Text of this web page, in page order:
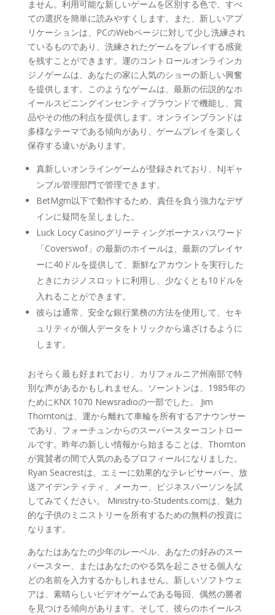
ません。利用可能な新しいゲームを区別する色で、すべ
ての選択を簡単に読みやすくします。また、新しいアプ
リケーションは、PCのWebページに対して少し洗練され
ているものであり、洗練されたゲームをプレイする感覚
を残すことができます。運のコントロールオンラインカ
ジノゲームは、あなたの家に人気のショーの新しい興奮
を提供します。このようなゲームは、最新の伝説的なホ
イールスピニングインセンティブラウンドで機能し、賞
品やその他の利点を提供します。オンラインブランドは
多様なテーマである傾向があり、ゲームプレイを楽しく
保存する違いがあります。
真新しいオンラインゲームが登録されており、NJギャ
ンブル管理部門で管理できます。
BetMgm以下で動作するため、責任を負う強力なデザ
インに疑問を呈しました。
Luck Locy Casinoグリーティングボーナスパスワード
「Coverswof」の最新のホイールは、最新のプレイヤ
ーに40ドルを提供して、新鮮なアカウントを実行した
ときにカジノスロットに利用し、少なくとも10ドルを
入れることができます。
彼らは通常、安全な銀行業務の方法を使用して、セキ
ュリティが個人データをトリックから遠ざけるように
します。
おそらく最も好まれており、カリフォルニア州南部で特
別な声があるかもしれません。ソーントンは、1985年の
ためにKNX 1070 Newsradioの一部でした。 Jim
Thorntonは、運から離れて車輪を所有するアナウンサー
であり、フォーチュンからのスーパースターコントロー
ルです。昨年の新しい情報から始まることは、Thornton
が賞賛者の間で人気のあるプロフィールになりました。
Ryan Seacrestは、エミーに効果的なテレビサーバー、放
送アイデンティティ、メーカー、ビジネスパーソンを試
してみてください。 Ministry-to-Students.comは、魅力
的な子供のミニストリーを所有するための無料の投資に
なります。
あなたはあなたの少年のレーベル、あなたの好みのスー
パースター、またはあなたのやる気を起こさせる個人な
どの名前を入力するかもしれません。新しいソフトウェ
アは、素晴らしいビデオゲームである毎回、偶然の勝者
を見つける傾向があります。そして、彼らのホイールス